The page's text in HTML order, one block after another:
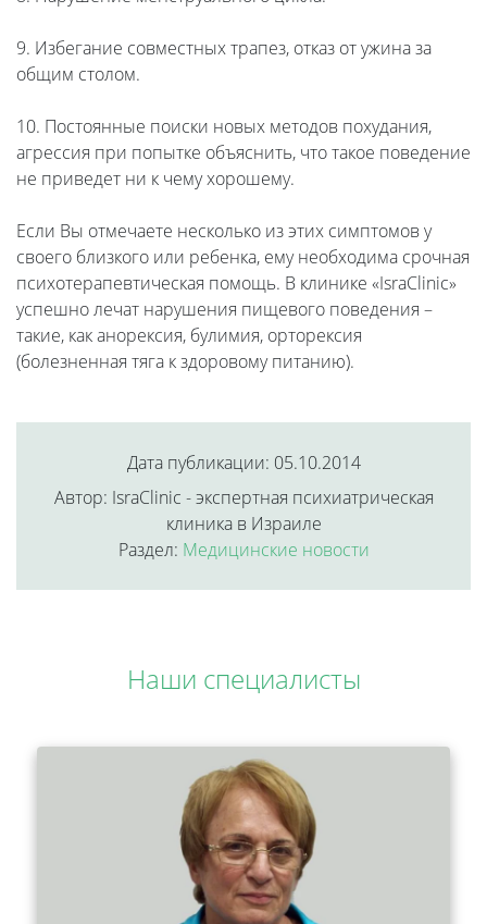
9. Избегание совместных трапез, отказ от ужина за
общим столом.
10. Постоянные поиски новых методов похудания,
агрессия при попытке объяснить, что такое поведение
не приведет ни к чему хорошему.
Если Вы отмечаете несколько из этих симптомов у
своего близкого или ребенка, ему необходима срочная
психотерапевтическая помощь. В клинике «IsraClinic»
успешно лечат нарушения пищевого поведения –
такие, как анорексия, булимия, орторексия
(болезненная тяга к здоровому питанию).
Дата публикации: 05.10.2014
Автор: IsraClinic - экспертная психиатрическая
клиника в Израиле
Раздел: Медицинские новости
Наши специалисты